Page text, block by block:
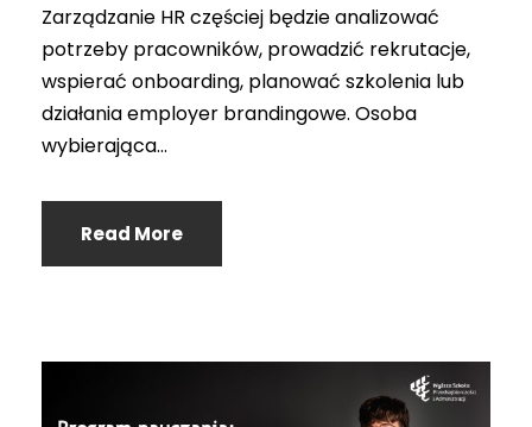
Zarządzanie HR częściej będzie analizować
potrzeby pracowników, prowadzić rekrutacje,
wspierać onboarding, planować szkolenia lub
działania employer brandingowe. Osoba
wybierająca...
Read More